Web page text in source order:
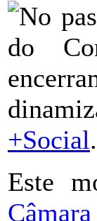
No
do
+Social.
Este